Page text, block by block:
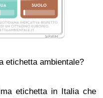
etichetta ambientale?
etichetta in Italia che